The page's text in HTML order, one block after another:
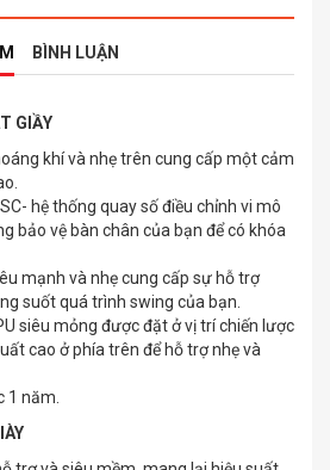
BÌNH LUẬN
GIẦY
khí và nhẹ trên cung cấp một cảm
hệ thống quay số điều chỉnh vi mô
bảo vệ bàn chân của bạn để có khóa
mạnh và nhẹ cung cấp sự hỗ trợ
suốt quá trình swing của bạn.
siêu mỏng được đặt ở vị trí chiến lược
cao ở phía trên để hỗ trợ nhẹ và
1 năm.